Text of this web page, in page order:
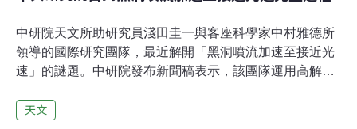
中研院天文所助研究員淺田圭一與客座科學家中村雅德所
領導的國際研究團隊，最近解開「黑洞噴流加速至接近光
速」的謎題。中研院發布新聞稿表示，該團隊運用高解析
發現，在活躍星系M87中心之超大質量黑洞附近所產生的
天文